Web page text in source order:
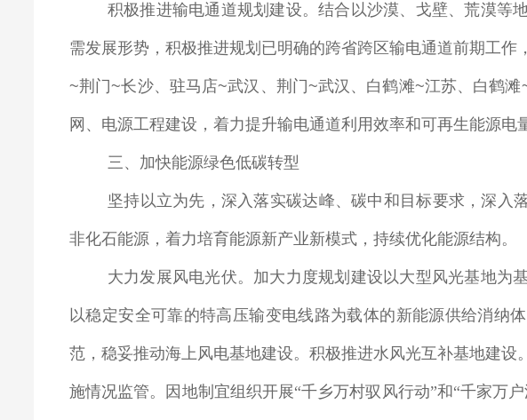
积极推进输电通道规划建设。结合以沙漠、戈壁、荒漠等
需发展形势，积极推进规划已明确的跨省跨区输电通道前期工
~荆门~长沙、驻马店~武汉、荆门~武汉、白鹤滩~江苏、白鹤滩
网、电源工程建设，着力提升输电通道利用效率和可再生能源电
三、加快能源绿色低碳转型
坚持以立为先，深入落实碳达峰、碳中和目标要求，深入
非化石能源，着力培育能源新产业新模式，持续优化能源结构。
大力发展风电光伏。加大力度规划建设以大型风光基地为
以稳定安全可靠的特高压输变电线路为载体的新能源供给消纳
范，稳妥推动海上风电基地建设。积极推进水风光互补基地建
施情况监管。因地制宜组织开展“千乡万村驭风行动”和“千家万